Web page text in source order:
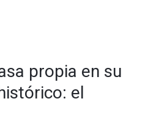
propia en su
el